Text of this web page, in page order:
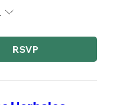
RSVP